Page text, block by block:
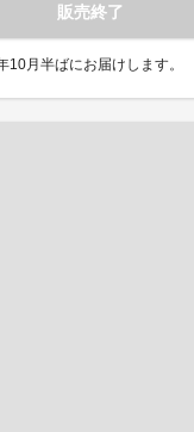
販売終了
月半ばにお届けします。